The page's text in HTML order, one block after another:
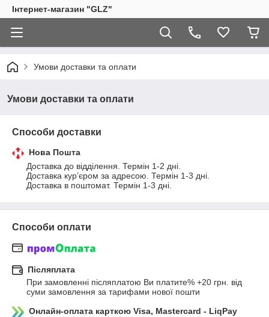
Інтернет-магазин "GLZ"
Умови доставки та оплати
Умови доставки та оплати
Способи доставки
Нова Пошта
Доставка до відділення. Термін 1-2 дні.
Доставка курʼєром за адресою. Термін 1-3 дні.
Доставка в поштомат. Термін 1-3 дні.
Способи оплати
Післяплата
При замовленні післяплатою Ви платите% +20 грн. від
суми замовлення за тарифами нової пошти
Онлайн-оплата карткою Visa, Mastercard - LiqPay